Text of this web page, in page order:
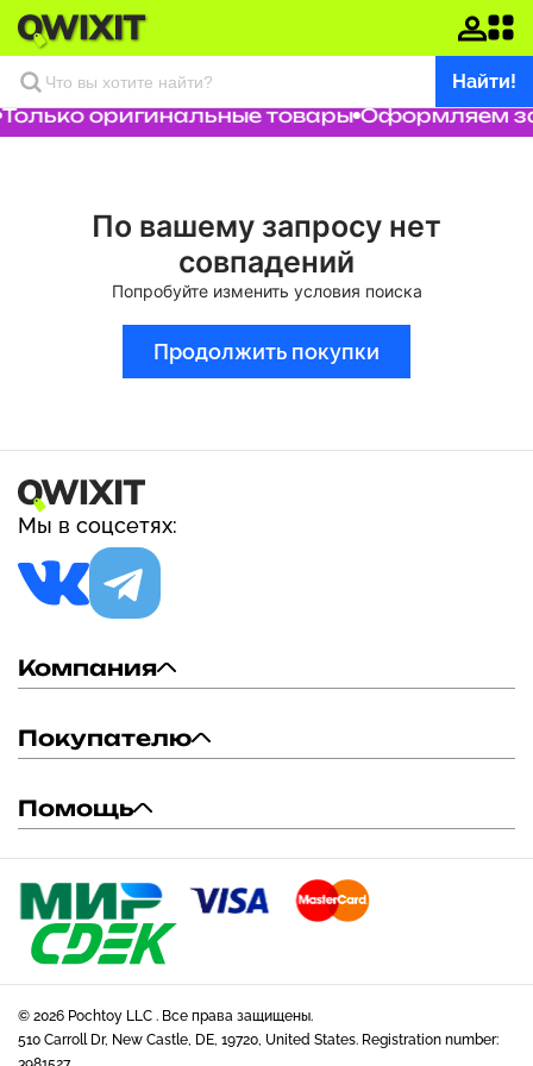
Найти!
оригинальные товары Оформляем
По вашему запросу нет
совпадений
Попробуйте изменить условия поиска
Продолжить покупки
Мы в соцсетях:
Компания
Покупателю
Помощь
© 2026 Pochtoy LLC . Все права защищены.
510 Carroll Dr, New Castle, DE, 19720, United States. Registration number: